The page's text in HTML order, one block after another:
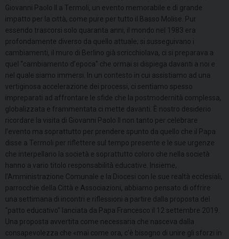
Giovanni Paolo II a Termoli, un evento memorabile e di grande
impatto per la città, come pure per tutto il Basso Molise. Pur
essendo trascorsi solo quaranta anni, il mondo nel 1983 era
profondamente diverso da quello attuale; si susseguivano i
cambiamenti, il muro di Berlino già scricchiolava, ci si preparava a
quel “cambiamento d’epoca” che ormai si dispiega davanti a noi e
nel quale siamo immersi. In un contesto in cui assistiamo ad una
vertiginosa accelerazione dei processi, ci sentiamo spesso
impreparati ad affrontare le sfide che la postmodernità complessa,
globalizzata e frammentata ci mette davanti. È nostro desiderio
ricordare la visita di Giovanni Paolo II non tanto per celebrare
l’evento ma soprattutto per prendere spunto da quello che il Papa
disse a Termoli per riflettere sul tempo presente e le sue urgenze
che interpellano la società e soprattutto coloro che nella società
hanno a vario titolo responsabilità educative. Insieme,
l’Amministrazione Comunale e la Diocesi con le sue realtà ecclesiali,
parrocchie della Città e Associazioni, abbiamo pensato di offrire
una settimana di incontri e riflessioni a partire dalla proposta del
“patto educativo” lanciata da Papa Francesco il 12 settembre 2019.
Una proposta avvertita come necessaria che nasceva dalla
consapevolezza che «mai come ora, c’è bisogno di unire gli sforzi in